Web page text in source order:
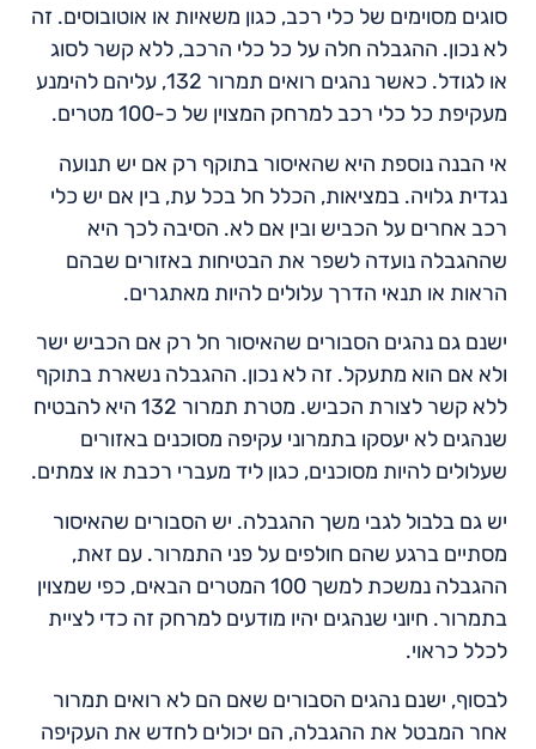
סוגים מסוימים של כלי רכב, כגון משאיות או אוטובוסים. זה
לא נכון. ההגבלה חלה על כל כלי הרכב, ללא קשר לסוג
או לגודל. כאשר נהגים רואים תמרור 132, עליהם להימנע
מעקיפת כל כלי רכב למרחק המצוין של כ-100 מטרים.
אי הבנה נוספת היא שהאיסור בתוקף רק אם יש תנועה
נגדית גלויה. במציאות, הכלל חל בכל עת, בין אם יש כלי
רכב אחרים על הכביש ובין אם לא. הסיבה לכך היא
שההגבלה נועדה לשפר את הבטיחות באזורים שבהם
הראות או תנאי הדרך עלולים להיות מאתגרים.
ישנם גם נהגים הסבורים שהאיסור חל רק אם הכביש ישר
ולא אם הוא מתעקל. זה לא נכון. ההגבלה נשארת בתוקף
ללא קשר לצורת הכביש. מטרת תמרור 132 היא להבטיח
שנהגים לא יעסקו בתמרוני עקיפה מסוכנים באזורים
שעלולים להיות מסוכנים, כגון ליד מעברי רכבת או צמתים.
יש גם בלבול לגבי משך ההגבלה. יש הסבורים שהאיסור
מסתיים ברגע שהם חולפים על פני התמרור. עם זאת,
ההגבלה נמשכת למשך 100 המטרים הבאים, כפי שמצוין
בתמרור. חיוני שנהגים יהיו מודעים למרחק זה כדי לציית
לכלל כראוי.
לבסוף, ישנם נהגים הסבורים שאם הם לא רואים תמרור
אחר המבטל את ההגבלה, הם יכולים לחדש את העקיפה